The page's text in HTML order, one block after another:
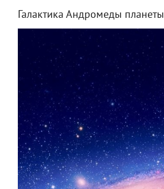
Галактика Андромеды планеты